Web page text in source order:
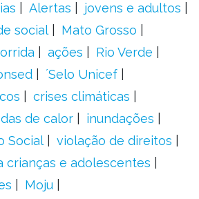
Alertas
jovens e adultos
social
Mato Grosso
ações
Rio Verde
´Selo Unicef
crises climáticas
de calor
inundações
Social
violação de direitos
crianças e adolescentes
Moju